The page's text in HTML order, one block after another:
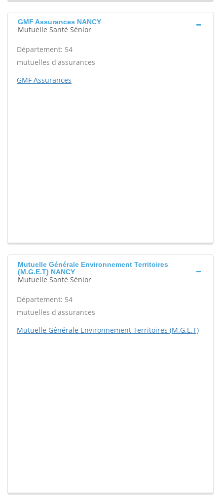
GMF Assurances NANCY
Mutuelle Santé Sénior
Département: 54
mutuelles d'assurances
GMF Assurances
Mutuelle Générale Environnement Territoires
(M.G.E.T) NANCY
Mutuelle Santé Sénior
Département: 54
mutuelles d'assurances
Mutuelle Générale Environnement Territoires (M.G.E.T)